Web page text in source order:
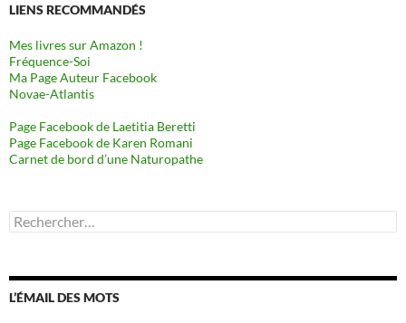
LIENS RECOMMANDÉS
Mes livres sur Amazon !
Fréquence-Soi
Ma Page Auteur Facebook
Novae-Atlantis
Page Facebook de Laetitia Beretti
Page Facebook de Karen Romani
Carnet de bord d’une Naturopathe
Rechercher :
L’ÉMAIL DES MOTS